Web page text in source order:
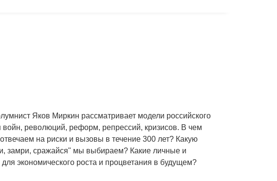
Яков Миркин рассматривает модели российского
войн, революций, реформ, репрессий, кризисов. В чем
на риски и вызовы в течение 300 лет? Какую
замри, сражайся" мы выбираем? Какие личные и
экономического роста и процветания в будущем?